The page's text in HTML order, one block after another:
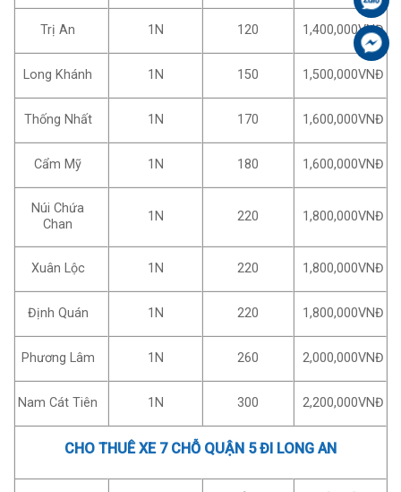
Trị An 1N 120 1,400,000VNĐ
Long Khánh 1N 150 1,500,000VNĐ
Thống Nhất 1N 170 1,600,000VNĐ
Cẩm Mỹ 1N 180 1,600,000VNĐ
Núi Chứa
Chan
1N 220 1,800,000VNĐ
Xuân Lộc 1N 220 1,800,000VNĐ
Định Quán 1N 220 1,800,000VNĐ
Phương Lâm 1N 260 2,000,000VNĐ
Nam Cát Tiên 1N 300 2,200,000VNĐ
CHO THUÊ XE 7 CHỖ QUẬN 5 ĐI LONG AN